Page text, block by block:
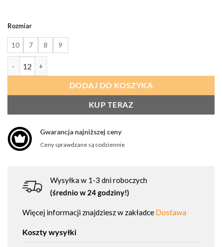
Rozmiar
10 7 8
9
DODAJ DO KOSZYKA
KUP TERAZ
Gwarancja najniższej ceny
Ceny sprawdzane są codziennie
Wysyłka w 1-3 dni roboczych
(średnio w 24 godziny!)
Więcej informacji znajdziesz w zakładce Dostawa
Koszty wysyłki